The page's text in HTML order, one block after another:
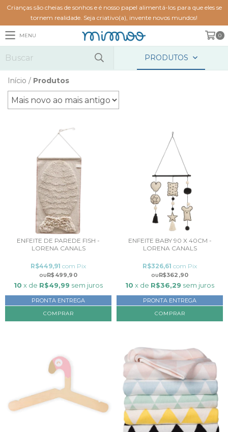
Crianças são cheias de sonhos e é nosso papel alimentá-los para que eles se
tornem realidade. Seja criativo(a), invente novos mundos!
MENU 0
PRODUTOS
Início / Produtos
ENFEITE DE PAREDE FISH -
LORENA CANALS
R$499,90
R$449,91 com Pix
10 x de R$49,99 sem juros
PRONTA ENTREGA
ENFEITE BABY 90 X 40CM -
LORENA CANALS
R$362,90
R$326,61 com Pix
10 x de R$36,29 sem juros
PRONTA ENTREGA